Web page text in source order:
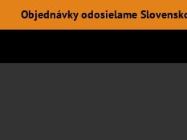
Objednávky odosielame